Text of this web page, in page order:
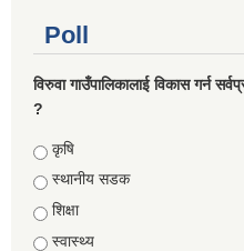
Poll
विरुवा गाउँपालिकालाई विकास गर्न
?
Choices
कृषि
स्थानीय सडक
शिक्षा
स्वास्थ्य